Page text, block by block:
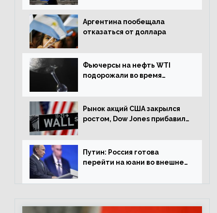
Аргентина пообещала
отказаться от доллара
Фьючерсы на нефть WTI
подорожали во время
Рынок акций США закрылся
ростом, Dow Jones прибавил
Путин: Россия готова
перейти на юани во внешней